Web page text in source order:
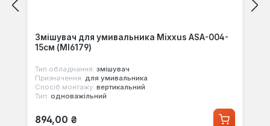
Змішувач для умивальника Mixxus ASA-004-
15см (MI6179)
Тип обладнання: змішувач
Призначення: для умивальника
Спосіб монтажу: вертикальний
Тип: одноважільний
Звичайна ціна:
894,00 ₴